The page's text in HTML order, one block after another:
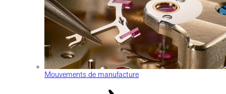
Mouvements de manufacture